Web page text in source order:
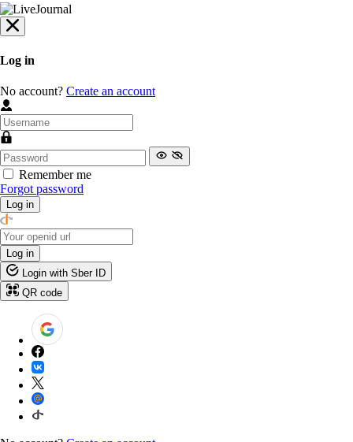
Log in
No account? Create an account
Remember me
Forgot password
Log in
Log in
Login with Sber ID
QR code